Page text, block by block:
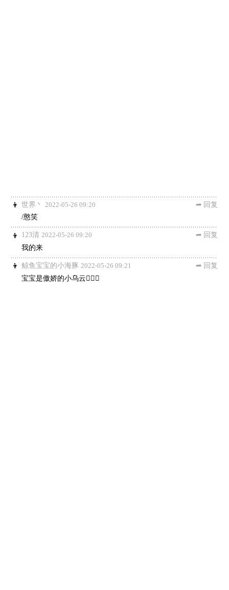
世界丶 2022-05-26 09:20
/憨笑
回复
123清 2022-05-26 09:20
我的来
回复
鲸鱼宝宝的小海豚 2022-05-26 09:21
宝宝是傲娇的小乌云
回复